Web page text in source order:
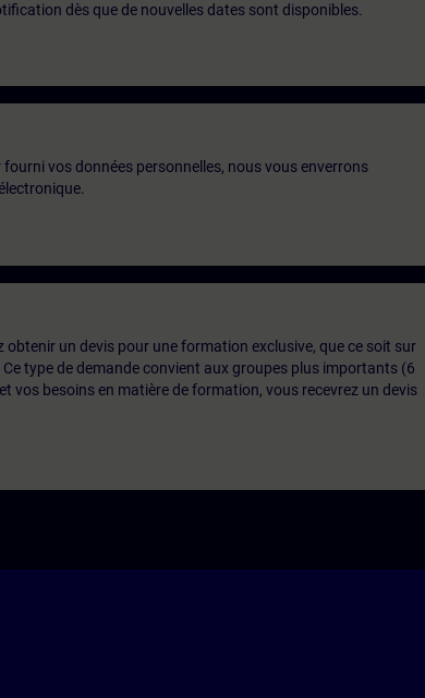
dès que de nouvelles dates sont disponibles.
vos données personnelles, nous vous enverrons
un devis pour une formation exclusive, que ce soit sur
type de demande convient aux groupes plus importants (6
vos besoins en matière de formation, vous recevrez un devis